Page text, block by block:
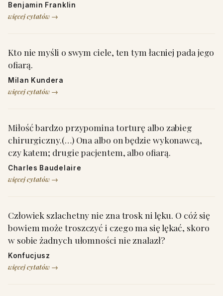
Benjamin Franklin
więcej cytatów →
Kto nie myśli o swym ciele, ten tym łacniej pada jego
ofiarą.
Milan Kundera
więcej cytatów →
Miłość bardzo przypomina torturę albo zabieg
chirurgiczny.(…) Ona albo on będzie wykonawcą,
czy katem; drugie pacjentem, albo ofiarą.
Charles Baudelaire
więcej cytatów →
Człowiek szlachetny nie zna trosk ni lęku. O cóż się
bowiem może troszczyć i czego ma się lękać, skoro
w sobie żadnych ułomności nie znalazł?
Konfucjusz
więcej cytatów →